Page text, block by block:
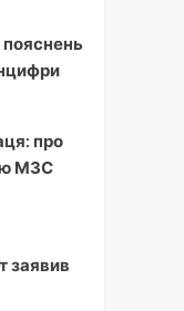
пояснень
про
МЗС
заявив